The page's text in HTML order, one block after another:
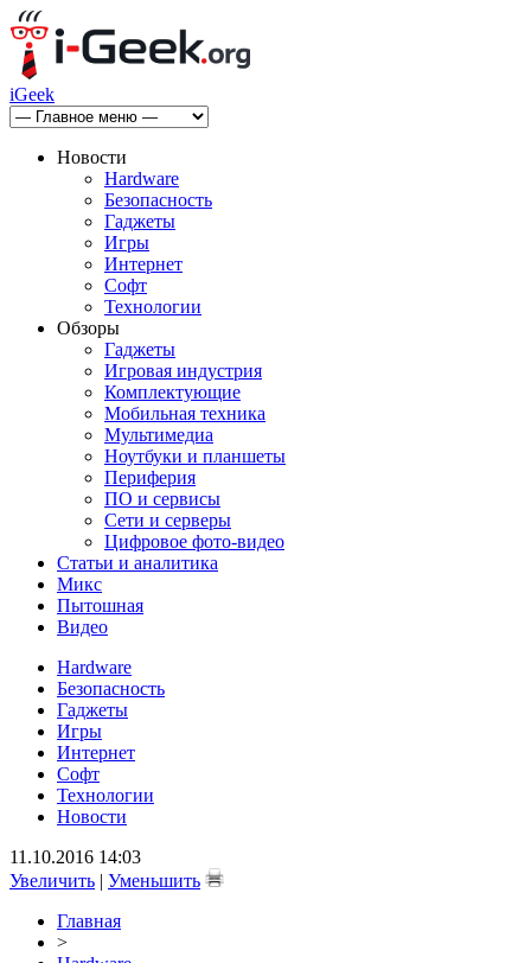
iGeek
Новости
Hardware
Безопасность
Гаджеты
Игры
Интернет
Софт
Технологии
Обзоры
Гаджеты
Игровая индустрия
Комплектующие
Мобильная техника
Мультимедиа
Ноутбуки и планшеты
Периферия
ПО и сервисы
Сети и серверы
Цифровое фото-видео
Статьи и аналитика
Микс
Пытошная
Видео
Hardware
Безопасность
Гаджеты
Игры
Интернет
Софт
Технологии
Новости
11.10.2016 14:03
Увеличить | Уменьшить
Главная
>